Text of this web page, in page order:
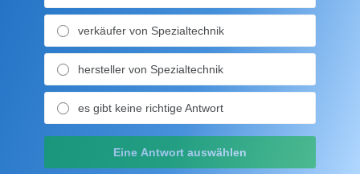
verkäufer von Spezialtechnik
hersteller von Spezialtechnik
es gibt keine richtige Antwort
Eine Antwort auswählen